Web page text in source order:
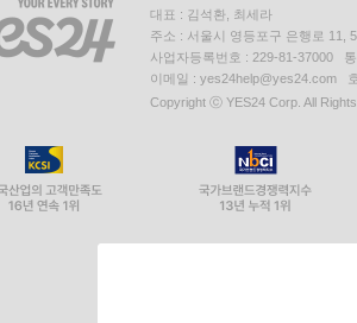
대표 : 김석환, 최세라
주소 : 서울시 영등포구 은행로 11,
사업자등록번호 : 229-81-37000
이메일 : yes24help@yes24.com
Copyright ⓒ YES24 Corp. All